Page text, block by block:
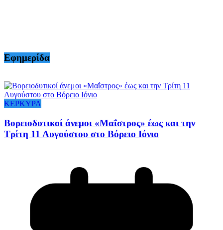
Εφημερίδα
ΚΕΡΚΥΡΑ
Βορειοδυτικοί άνεμοι «Μαΐστρος» έως και την
Τρίτη 11 Αυγούστου στο Βόρειο Ιόνιο